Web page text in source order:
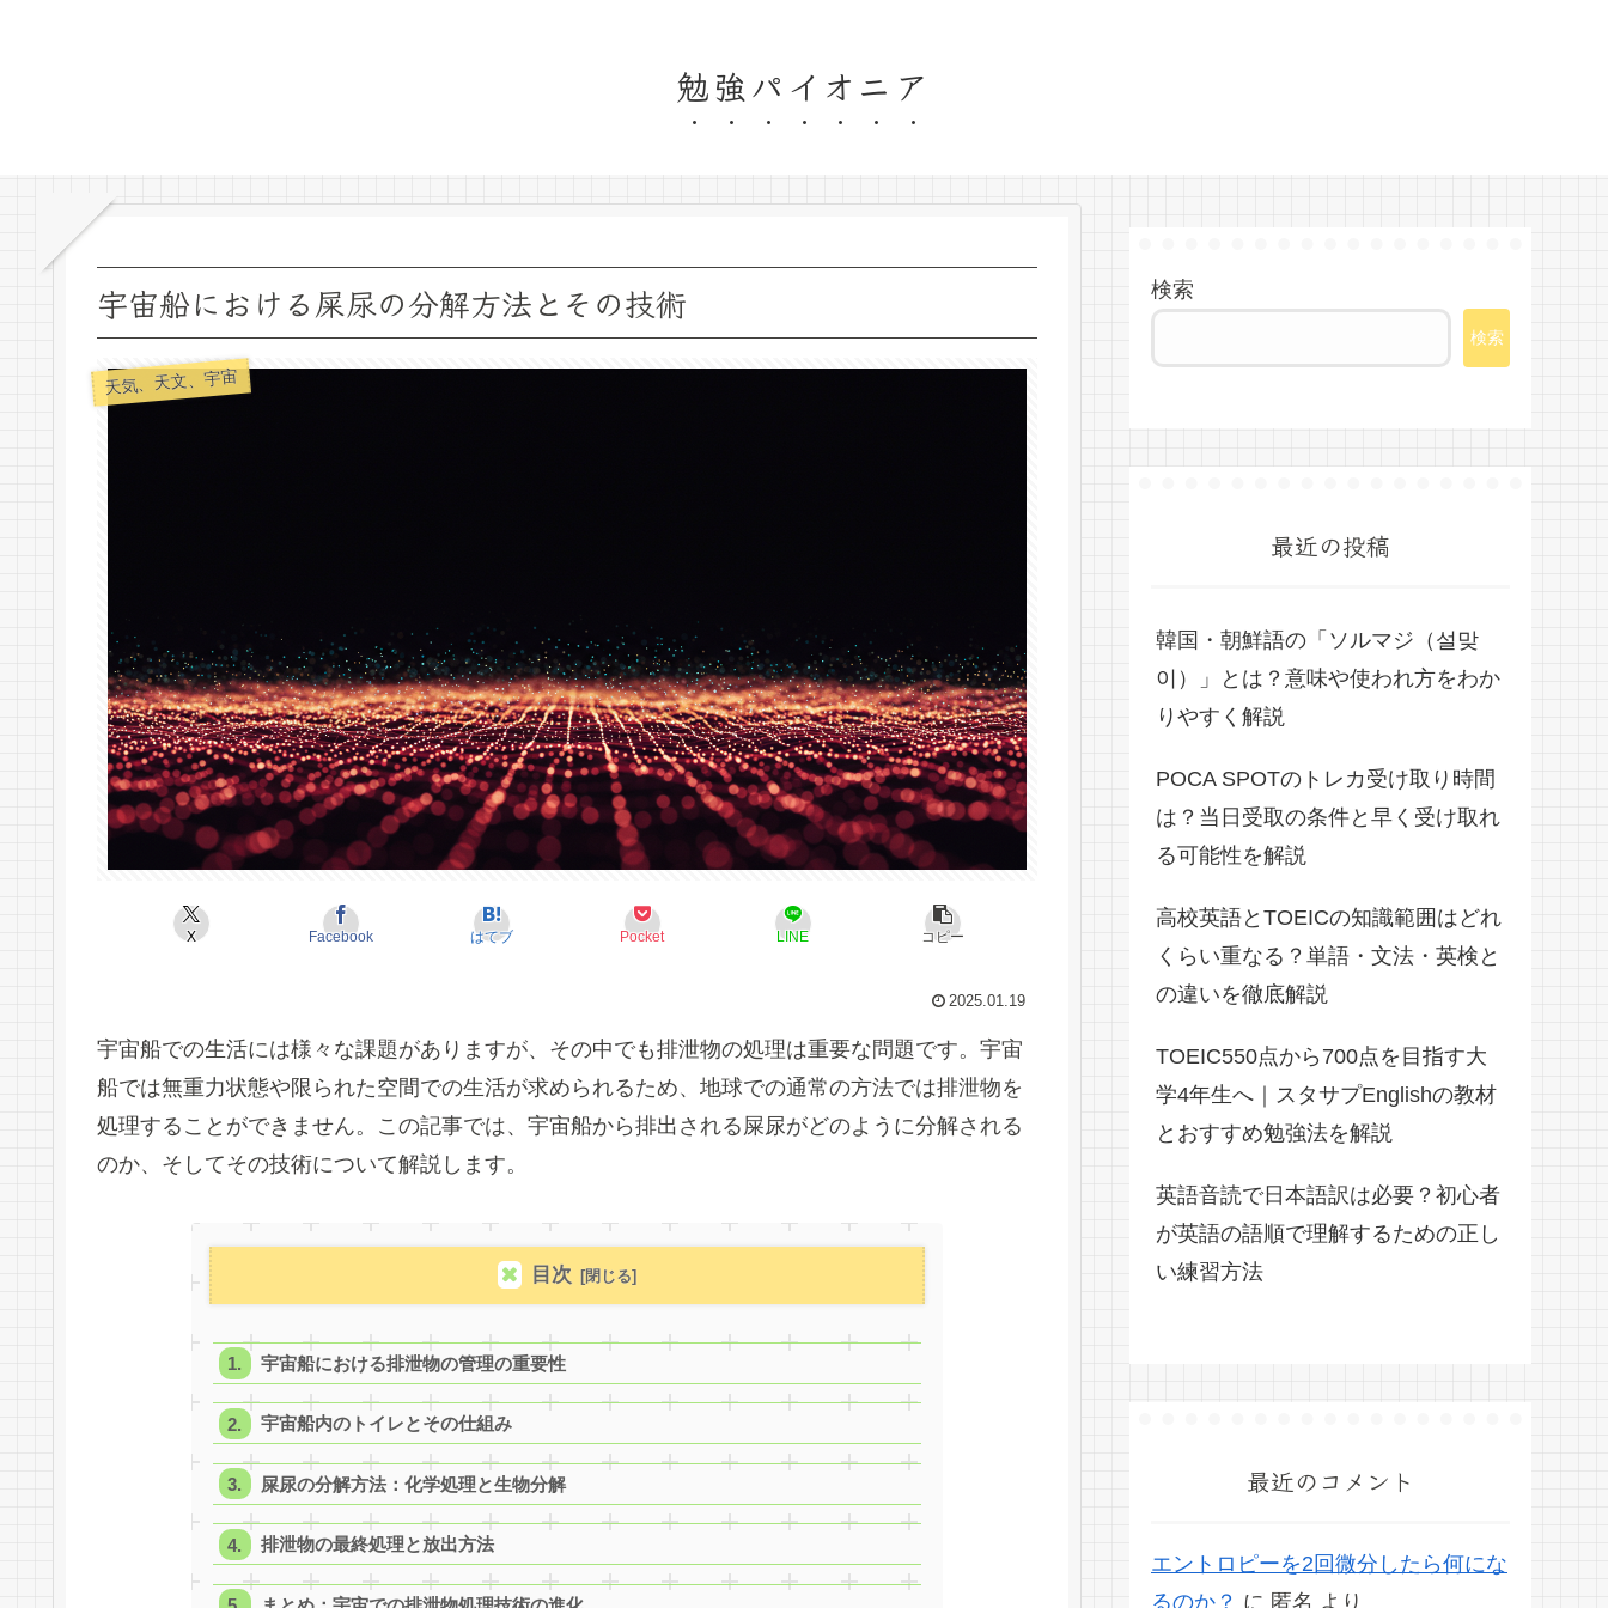
勉強パイオニア
宇宙船における屎尿の分解方法とその技術
天気、天文、宇宙
X Facebook はてブ Pocket LINE コピー
2025.01.19
宇宙船での生活には様々な課題がありますが、その中でも排泄物の処理は重要な問題です。宇宙
船では無重力状態や限られた空間での生活が求められるため、地球での通常の方法では排泄物を
処理することができません。この記事では、宇宙船から排出される屎尿がどのように分解される
のか、そしてその技術について解説します。
目次
宇宙船における排泄物の管理の重要性
宇宙船内のトイレとその仕組み
屎尿の分解方法：化学処理と生物分解
排泄物の最終処理と放出方法
検索
検索
最近の投稿
韓国・朝鮮語の「ソルマジ（설맞
이）」とは？意味や使われ方をわか
りやすく解説
POCA SPOTのトレカ受け取り時間
は？当日受取の条件と早く受け取れ
る可能性を解説
高校英語とTOEICの知識範囲はどれ
くらい重なる？単語・文法・英検と
の違いを徹底解説
TOEIC550点から700点を目指す大
学4年生へ｜スタサプEnglishの教材
とおすすめ勉強法を解説
英語音読で日本語訳は必要？初心者
が英語の語順で理解するための正し
い練習方法
最近のコメント
エントロピーを2回微分したら何にな
るのか？ に 匿名 より